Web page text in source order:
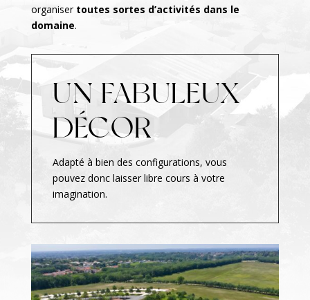
organiser toutes sortes d’activités dans le
domaine.
UN FABULEUX
DÉCOR
Adapté à bien des configurations, vous
pouvez donc laisser libre cours à votre
imagination.